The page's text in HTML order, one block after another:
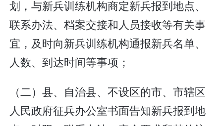
划，与新兵训练机构商定新兵报到地点、
联系办法、档案交接和人员接收等有关事
宜，及时向新兵训练机构通报新兵名单、
人数、到达时间等事项；
（二）县、自治县、不设区的市、市辖区
人民政府征兵办公室书面告知新兵报到地